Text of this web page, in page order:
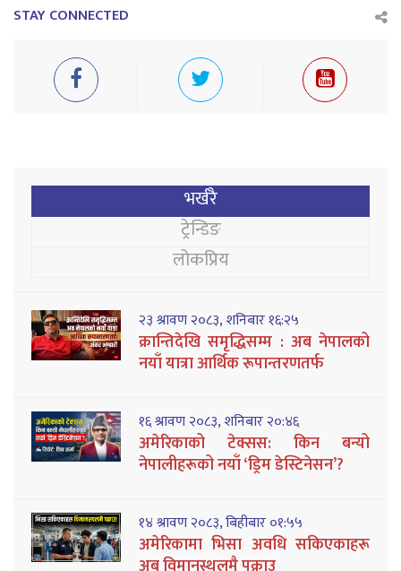
STAY CONNECTED
भर्खरै
ट्रेन्डिङ
लोकप्रिय
२३ श्रावण २०८३, शनिबार १६:२५
क्रान्तिदेखि समृद्धिसम्म : अब नेपालको
नयाँ यात्रा आर्थिक रूपान्तरणतर्फ
१६ श्रावण २०८३, शनिबार २०:४६
अमेरिकाको टेक्सस: किन बन्यो
नेपालीहरूको नयाँ ‘ड्रिम डेस्टिनेसन’?
१४ श्रावण २०८३, बिहीबार ०१:५५
अमेरिकामा भिसा अवधि सकिएकाहरू